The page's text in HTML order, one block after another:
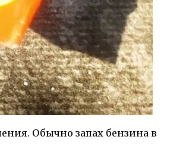
Обычно запах бензина в